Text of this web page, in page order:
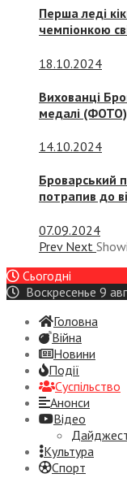
Перша леді
чемпіонкою
18.10.2024
Вихованці
медалі (ФОТО)
14.10.2024
Броварський
потрапив до
07.09.2024
Prev Next
Сьогодні
Воскресенье 9
Головна
Війна
Новини
Події
Суспiльство
Анонси
Відео
Культура
Спорт